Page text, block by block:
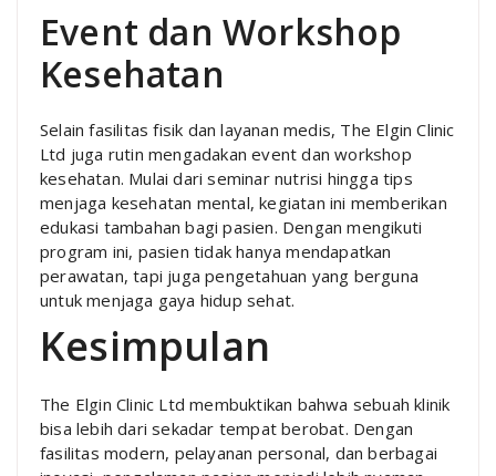
Event dan Workshop
Kesehatan
Selain fasilitas fisik dan layanan medis, The Elgin Clinic
Ltd juga rutin mengadakan event dan workshop
kesehatan. Mulai dari seminar nutrisi hingga tips
menjaga kesehatan mental, kegiatan ini memberikan
edukasi tambahan bagi pasien. Dengan mengikuti
program ini, pasien tidak hanya mendapatkan
perawatan, tapi juga pengetahuan yang berguna
untuk menjaga gaya hidup sehat.
Kesimpulan
The Elgin Clinic Ltd membuktikan bahwa sebuah klinik
bisa lebih dari sekadar tempat berobat. Dengan
fasilitas modern, pelayanan personal, dan berbagai